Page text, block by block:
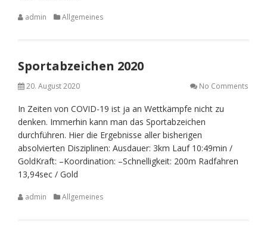
admin Allgemeines
Sportabzeichen 2020
20. August 2020 No Comments
In Zeiten von COVID-19 ist ja an Wettkämpfe nicht zu
denken. Immerhin kann man das Sportabzeichen
durchführen. Hier die Ergebnisse aller bisherigen
absolvierten Disziplinen: Ausdauer: 3km Lauf 10:49min /
GoldKraft: –Koordination: –Schnelligkeit: 200m Radfahren
13,94sec / Gold
admin Allgemeines